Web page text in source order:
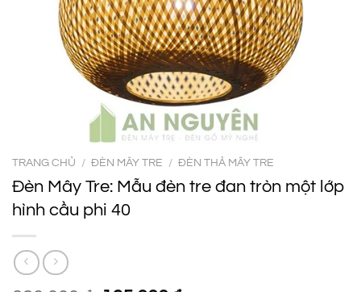
TRANG CHỦ / ĐÈN MÂY TRE / ĐÈN THẢ MÂY TRE
Đèn Mây Tre: Mẫu đèn tre đan tròn một lớp
hình cầu phi 40